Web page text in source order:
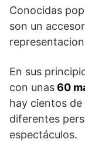
Conocidas
son un
En sus
con unas60
hay cientos
diferentes
espectáculos.